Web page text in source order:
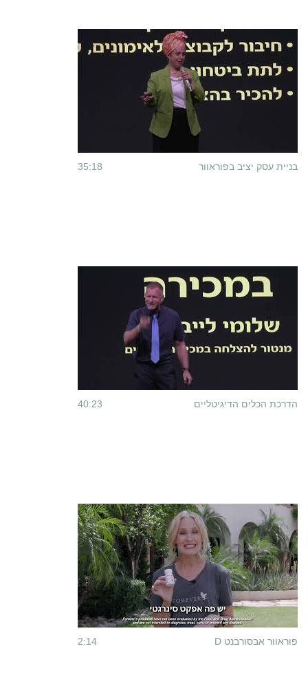
35:18 בניית עסק יציב בפוראוור
40:23 הדרכת הכלים הדיגיטליים
2:14 פוראוור אבסורבנט D